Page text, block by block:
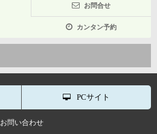
お問合せ
カンタン予約
PCサイト
お問い合わせ